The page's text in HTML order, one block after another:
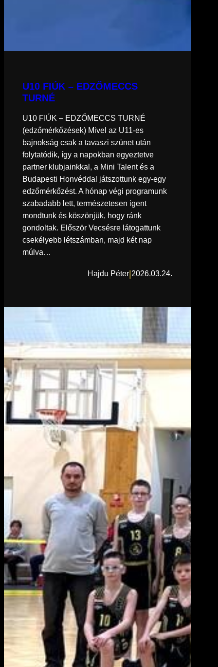
U10 FIÚK – EDZŐMECCS
TURNÉ
U10 FIÚK – EDZŐMECCS TURNÉ
(edzőmérkőzések) Mivel az U11-es
bajnokság csak a tavaszi szünet után
folytatódik, így a napokban egyeztetve
partner klubjainkkal, a Mini Talent és a
Budapesti Honvéddal játszottunk egy-egy
edzőmérkőzést. A hónap végi programunk
szabadabb lett, természetesen igent
mondtunk és köszönjük, hogy ránk
gondoltak. Először Vecsésre látogattunk
csekélyebb létszámban, majd két nap
múlva…
Hajdu Péter|2026.03.24.